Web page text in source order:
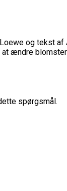
og tekst
ændre
spørgsmål.